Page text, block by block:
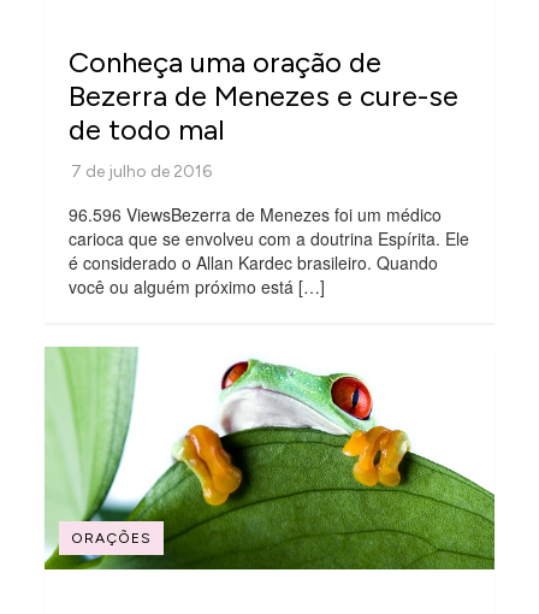
Conheça uma oração de
Bezerra de Menezes e cure-se
de todo mal
96.596 ViewsBezerra de Menezes foi um médico
carioca que se envolveu com a doutrina Espírita. Ele
é considerado o Allan Kardec brasileiro. Quando
você ou alguém próximo está […]
ORAÇÕES